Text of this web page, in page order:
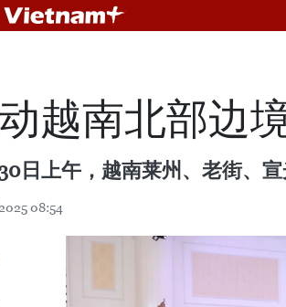
越南北部边
日上午，越南莱州、老街、
08:54